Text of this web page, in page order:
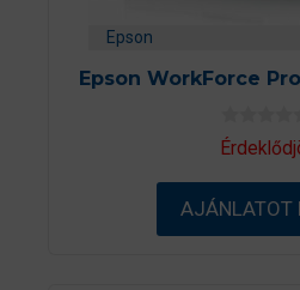
Epson
Epson WorkForce
0
a
-
ő
AJÁNLATOT